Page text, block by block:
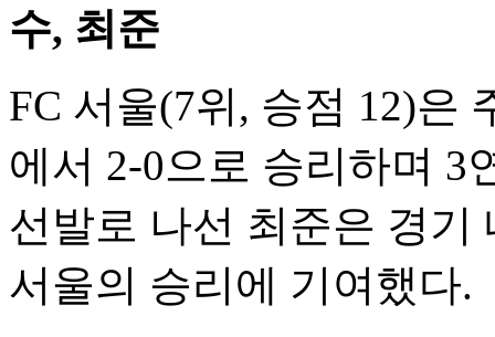
수, 최준
FC 서울(7위, 승점 12)은
에서 2-0으로 승리하며 3
선발로 나선 최준은 경기
서울의 승리에 기여했다.